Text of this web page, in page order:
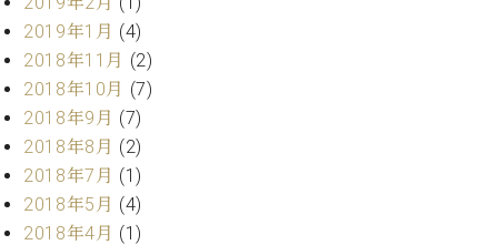
マ
ン
ト
ラ
デ
ィ
シ
ョ
ン
セ
タ
ー
ス
タ
ッ
フ
2019年1月 (4)
2018年11月 (2)
2018年10月 (7)
2018年9月 (7)
2018年8月 (2)
2018年7月 (1)
2018年5月 (4)
2018年4月 (1)